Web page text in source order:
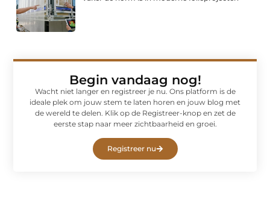
Begin vandaag nog!
Wacht niet langer en registreer je nu. Ons platform is de
ideale plek om jouw stem te laten horen en jouw blog met
de wereld te delen. Klik op de Registreer-knop en zet de
eerste stap naar meer zichtbaarheid en groei.
Registreer nu